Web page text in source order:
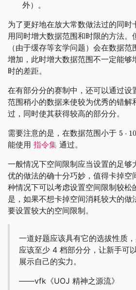
外）。
为了更好地在放大常数做法过的同时
用同时增大数据范围和时限的方法。
（由于缓存等玄学问题）会在数据
增加，此时增大数据范围不一定能够
时的差距。
在有部分分的赛制中，还可以通过设
范围稍小的数据来使较为优秀的错解
过，同时使其获得较高的部分分。
需要注意的是，在数据范围小于
能使用 指令集 通过。
一般情况下空间限制应当设置的足够
优的做法的确十分巧妙，值得卡掉空
种情况下可以考虑设置空间限制较松
是，如果不想卡掉空间消耗较大的做
要设置较大的空间限制。
一道好题应该具有它的选拔性质，
应该至少 4 档部分分，让新手可
展示自己的实力。
——vfk《UOJ 精神之源流》